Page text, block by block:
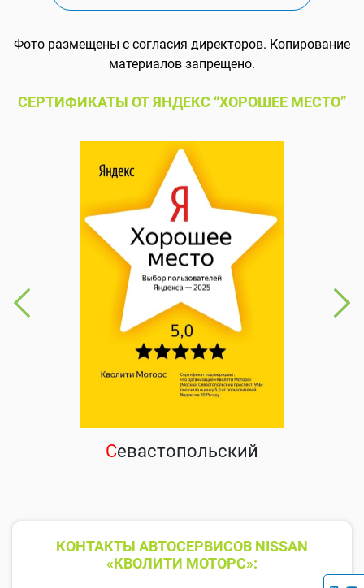
Фото размещены с согласия директоров. Копирование
материалов запрещено.
СЕРТИФИКАТЫ ОТ ЯНДЕКС “ХОРОШЕЕ МЕСТО”
Севастопольский
КОНТАКТЫ АВТОСЕРВИСОВ NISSAN
«КВОЛИТИ МОТОРС»: